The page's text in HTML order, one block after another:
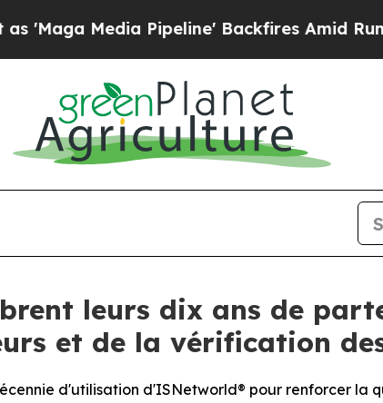
Media Pipeline' Backfires Amid Rumors
leurs dix ans de
et de la vérification
d'utilisation d'ISNetworld® pour renforcer la